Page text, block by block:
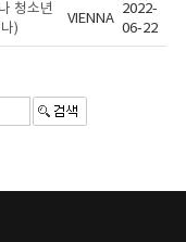
청소년
)
VIENNA
2022-
06-22